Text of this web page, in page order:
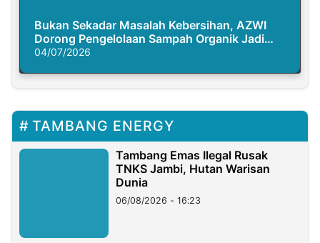
Bukan Sekadar Masalah Kebersihan, AZWI
Dorong Pengelolaan Sampah Organik Jadi
Solusi Krisis Iklim
04/07/2026
TAMBANG ENERGY
Tambang Emas Ilegal Rusak
TNKS Jambi, Hutan Warisan
Dunia
06/08/2026 - 16:23